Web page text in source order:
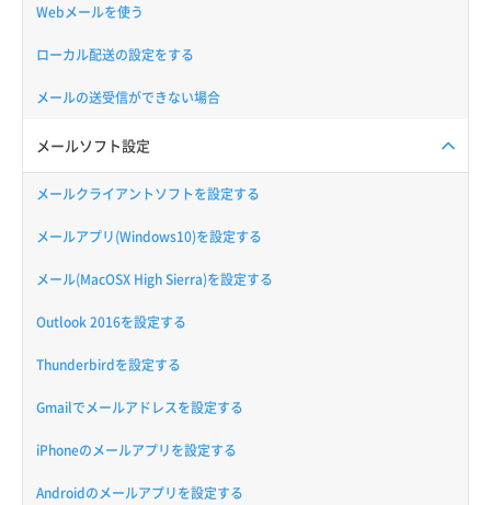
Webメールを使う
ローカル配送の設定をする
メールの送受信ができない場合
メールソフト設定
メールクライアントソフトを設定する
メールアプリ(Windows10)を設定する
メール(MacOSX High Sierra)を設定する
Outlook 2016を設定する
Thunderbirdを設定する
Gmailでメールアドレスを設定する
iPhoneのメールアプリを設定する
Androidのメールアプリを設定する